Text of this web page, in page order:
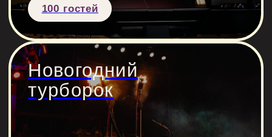
Новогодний корпоратив
140 человек
Три дня одной
командой